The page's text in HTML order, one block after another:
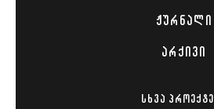
ᲟᲣᲠᲜᲐᲚᲘ
ᲐᲠᲥᲘᲕᲘ
ᲡᲮᲕᲐ